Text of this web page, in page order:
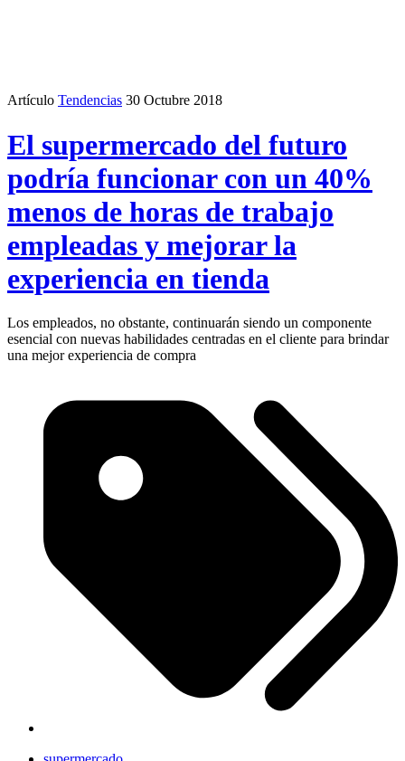
Artículo Tendencias 30 Octubre 2018
El supermercado del futuro
podría funcionar con un 40%
menos de horas de trabajo
empleadas y mejorar la
experiencia en tienda
Los empleados, no obstante, continuarán siendo un componente
esencial con nuevas habilidades centradas en el cliente para brindar
una mejor experiencia de compra